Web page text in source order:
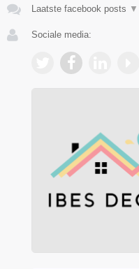
Laatste facebook posts ▼
Sociale media: